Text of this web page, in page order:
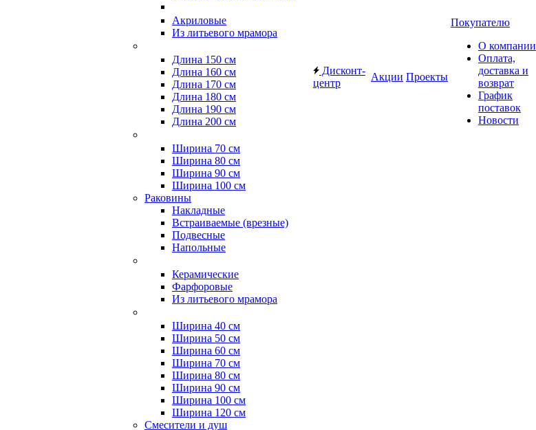
Акриловые
Из литьевого мрамора
Длина 150 см
Длина 160 см
Длина 170 см
Длина 180 см
Длина 190 см
Длина 200 см
Ширина 70 см
Ширина 80 см
Ширина 90 см
Ширина 100 см
Раковины
Накладные
Встраиваемые (врезные)
Подвесные
Напольные
Керамические
Фарфоровые
Из литьевого мрамора
Ширина 40 см
Ширина 50 см
Ширина 60 см
Ширина 70 см
Ширина 80 см
Ширина 90 см
Ширина 100 см
Ширина 120 см
Смесители и душ
Дисконт-
центр
Акции Проекты
Покупателю
О компании
Оплата,
доставка и
возврат
График
поставок
Новости